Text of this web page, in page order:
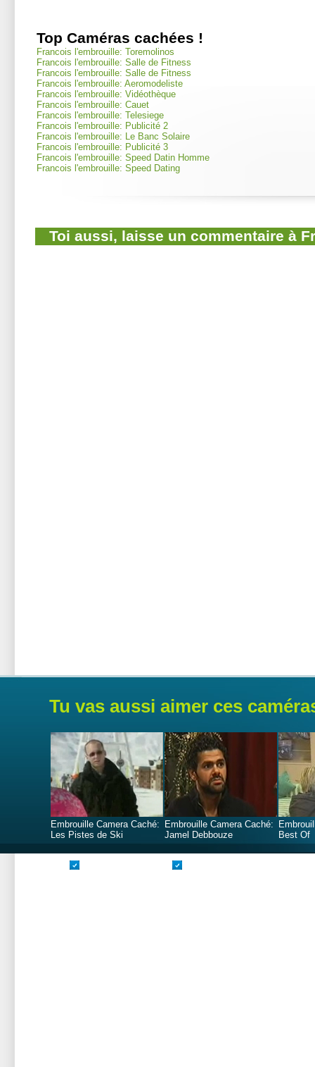
Top Caméras cachées !
Francois l'embrouille: Toremolinos
Francois l'embrouille: Salle de Fitness
Francois l'embrouille: Salle de Fitness
Francois l'embrouille: Aeromodeliste
Francois l'embrouille: Vidéothèque
Francois l'embrouille: Cauet
Francois l'embrouille: Telesiege
Francois l'embrouille: Publicité 2
Francois l'embrouille: Le Banc Solaire
Francois l'embrouille: Publicité 3
Francois l'embrouille: Speed Datin Homme
Francois l'embrouille: Speed Dating
Toi aussi, laisse un commentaire à
Tu vas aussi aimer ces
Embrouille Camera Caché:
Les Pistes de Ski
Embrouille Camera Caché:
Jamel Debbouze
Best Of